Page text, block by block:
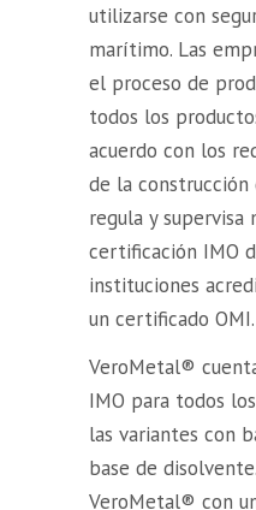
utilizarse con
marítimo. Las
el proceso de
todos los
acuerdo con los
de la construcción
regula y supervisa
certificación IMO
instituciones
un certificado OMI.
VeroMetal®
IMO para todos
las variantes con
base de
VeroMetal® con